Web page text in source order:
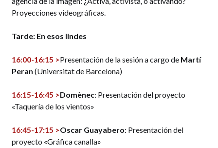
Proyecciones videográficas.
Tarde: En esos lindes
16:00-16:15 >Presentación de la sesión a cargo de Martí
Peran (Universitat de Barcelona)
16:15-16:45 >Domènec: Presentación del proyecto
«Taquería de los vientos»
16:45-17:15 >Oscar Guayabero: Presentación del
proyecto «Gráfica canalla»